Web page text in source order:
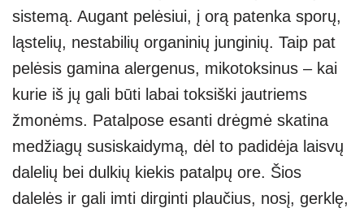
sistemą. Augant pelėsiui, į orą patenka sporų,
ląstelių, nestabilių organinių junginių. Taip pat
pelėsis gamina alergenus, mikotoksinus – kai
kurie iš jų gali būti labai toksiški jautriems
žmonėms. Patalpose esanti drėgmė skatina
medžiagų susiskaidymą, dėl to padidėja laisvų
dalelių bei dulkių kiekis patalpų ore. Šios
dalelės ir gali imti dirginti plaučius, nosį, gerklę,